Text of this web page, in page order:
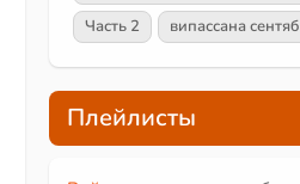
Часть 2
випассана
Плейлисты